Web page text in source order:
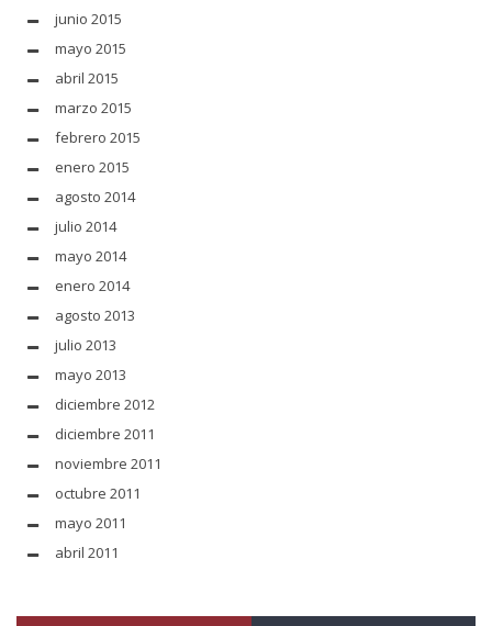
junio 2015
mayo 2015
abril 2015
marzo 2015
febrero 2015
enero 2015
agosto 2014
julio 2014
mayo 2014
enero 2014
agosto 2013
julio 2013
mayo 2013
diciembre 2012
diciembre 2011
noviembre 2011
octubre 2011
mayo 2011
abril 2011